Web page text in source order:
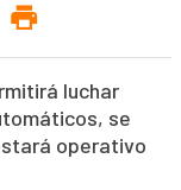
luchar
se
operativo